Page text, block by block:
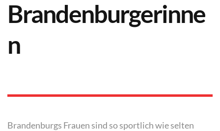
Brandenburgerinne
n
Brandenburgs Frauen sind so sportlich wie selten